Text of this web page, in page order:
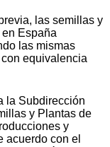
las semillas y
España
las mismas
equivalencia
la Subdirección
y Plantas de
y
acuerdo con el